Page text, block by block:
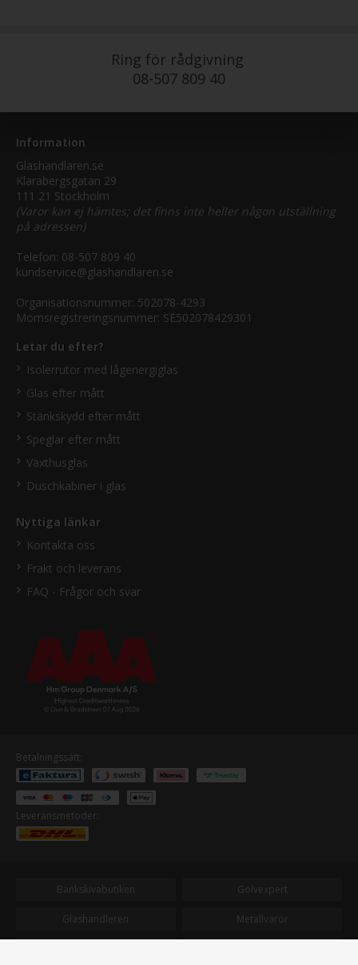
Ring för rådgivning
08-507 809 40
Information
Glashandlaren.se
Klarabergsgatan 29
111 21 Stockholm
(Varor kan ej hämtes; det finns inte heller någon utställning
på adressen)
Telefon: 08-507 809 40
kundservice@glashandlaren.se
Organisationsnummer: 502078-4293
Momsregistreringsnummer: SE502078429301
Letar du efter?
Isolerrutor med lågenergiglas
Glas efter mått
Stänkskydd efter mått
Speglar efter mått
Växthusglas
Duschkabiner i glas
Nyttiga länkar
Kontakta oss
Frakt och leverans
FAQ - Frågor och svar
Betalningssätt:
Leveransmetoder:
Bankskivabutiken Golvexpert
Glashandleren Metallvaror